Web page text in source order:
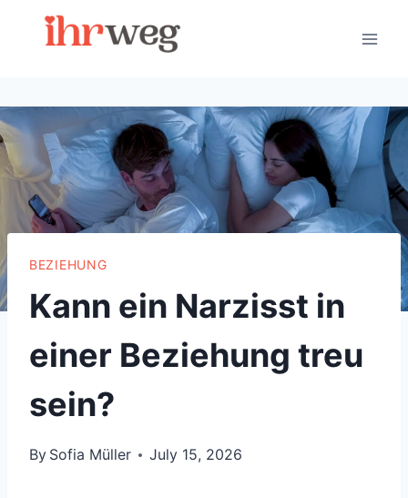
BEZIEHUNG
Kann ein Narzisst in
einer Beziehung treu
sein?
By Sofia Müller July 15, 2026